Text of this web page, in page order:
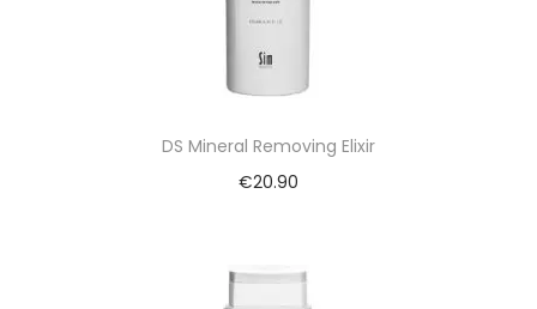
DS Mineral Removing Elixir
€20.90